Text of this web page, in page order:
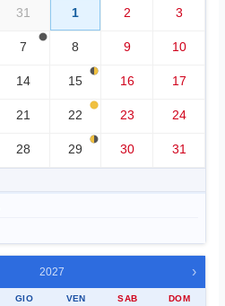
31 1 2 3
7 8 9 10
14 15 16 17
21 22 23 24
28 29 30 31
2027 ›
GIO VEN SAB DOM